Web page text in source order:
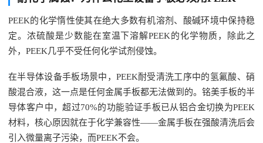
PEEK的化学惰性使其在绝大多数有机溶剂、酸碱环境中保持稳
定。浓硫酸是少数能在室温下溶解PEEK的化学物质，除此之
外，PEEK几乎不受任何化学试剂侵蚀。
在半导体设备手板场景中，PEEK耐受清洗工序中的氢氟酸、硝
酸混合液，这一点是任何金属手板都无法做到的。铭美手板的半
导体客户中，超过70%的功能验证手板已从铝合金切换为PEEK
材料，核心原因就在于化学兼容性——金属手板在强酸清洗后会
引入微量离子污染，而PEEK不会。